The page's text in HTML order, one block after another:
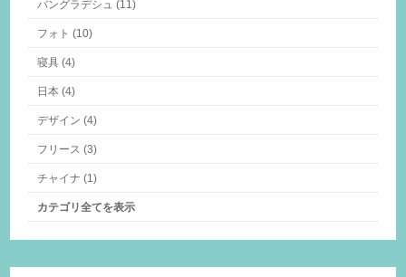
バングラデシュ (11)
フォト (10)
寝具 (4)
日本 (4)
デザイン (4)
フリース (3)
チャイナ (1)
カテゴリ全てを表示